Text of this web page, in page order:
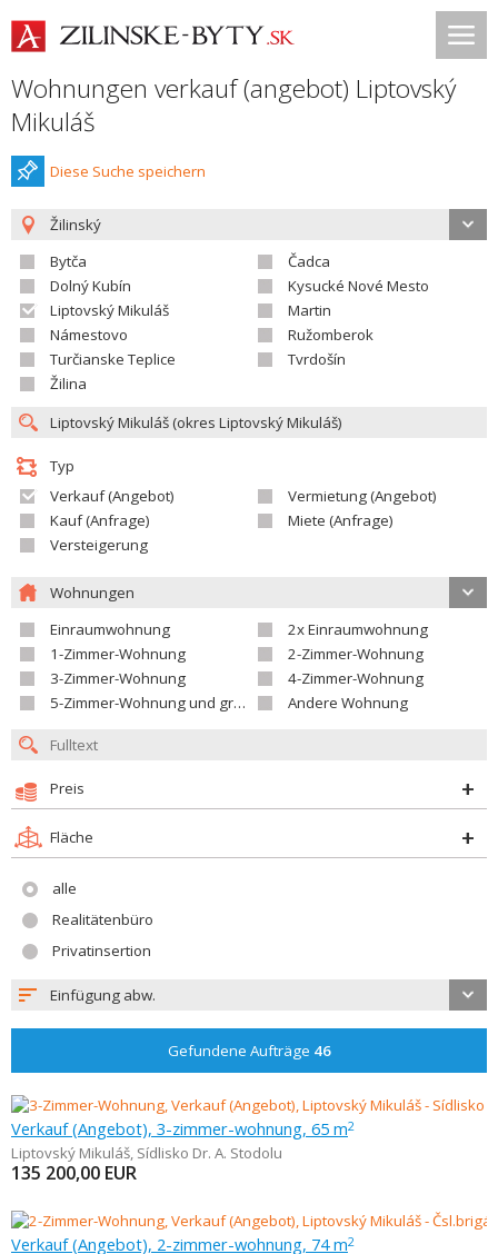
Wohnungen verkauf (angebot) Liptovský
Mikuláš
Diese Suche speichern
Žilinský
Bytča
Čadca
Dolný Kubín
Kysucké Nové Mesto
Liptovský Mikuláš
Martin
Námestovo
Ružomberok
Turčianske Teplice
Tvrdošín
Žilina
Typ
Verkauf (Angebot)
Vermietung (Angebot)
Kauf (Anfrage)
Miete (Anfrage)
Versteigerung
Wohnungen
Einraumwohnung
2x Einraumwohnung
1-Zimmer-Wohnung
2-Zimmer-Wohnung
3-Zimmer-Wohnung
4-Zimmer-Wohnung
5-Zimmer-Wohnung und größer
Andere Wohnung
Preis
Fläche
alle
Realitätenbüro
Privatinsertion
Einfügung abw.
Gefundene Aufträge 46
Verkauf (Angebot), 3-zimmer-wohnung, 65 m2
Liptovský Mikuláš, Sídlisko Dr. A. Stodolu
135 200,00 EUR
Verkauf (Angebot), 2-zimmer-wohnung, 74 m2